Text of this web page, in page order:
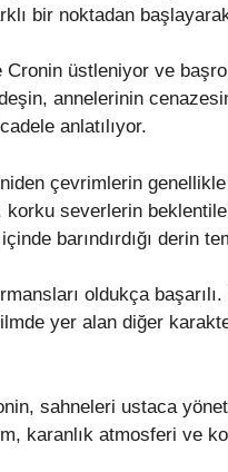
bir noktadan
Cronin üstleniyor ve
annelerinin
anlatılıyor.
çevrimlerin
korku severlerin
barındırdığı derin
oldukça
yer alan diğer
sahneleri ustaca
karanlık atmosferi ve